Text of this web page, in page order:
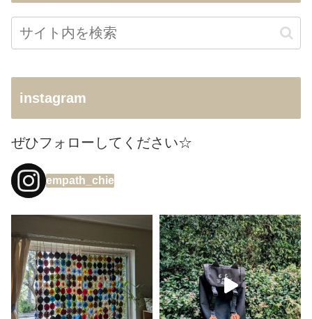
instagram
ぜひフォローしてください☆
empath_chie